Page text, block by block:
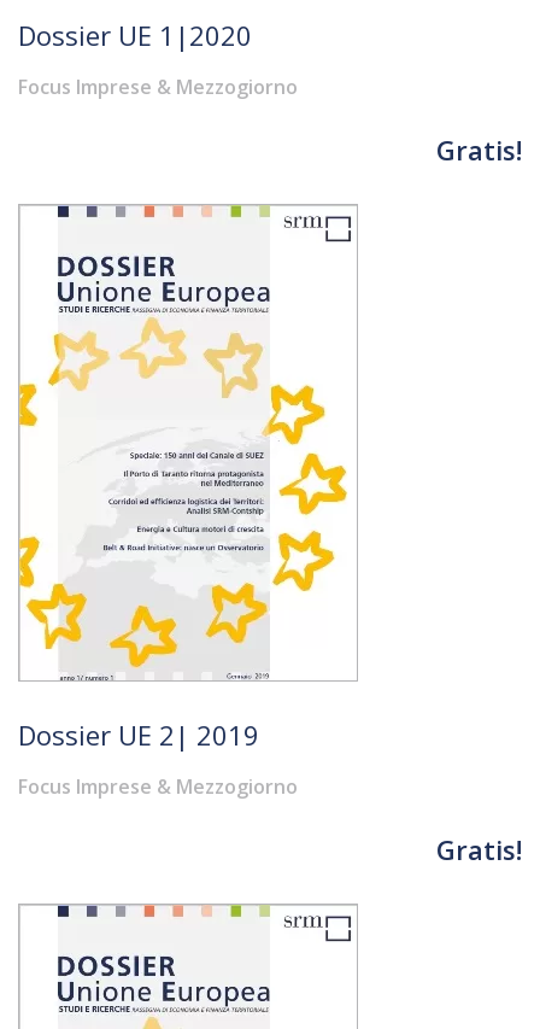
Dossier UE 1|2020
Focus Imprese & Mezzogiorno
Gratis!
Dossier UE 2| 2019
Focus Imprese & Mezzogiorno
Gratis!